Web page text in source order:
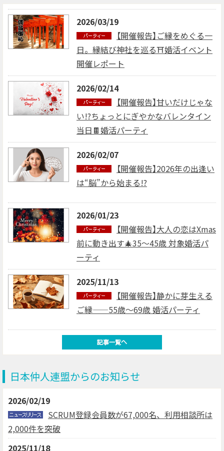
【開催報告】ご縁をめぐる一
日。縁結び神社を巡る⛩婚活イベント
開催レポート
2026/03/19
【開催報告】甘いだけじゃな
い!?ちょっとにぎやかなバレンタイン
当日🍫婚活パーティ
2026/02/14
【開催報告】2026年の出逢い
は“脳”から始まる!?
2026/02/07
【開催報告】大人の恋はXmas
前に動き出す🎄35～45歳 対象婚活パ
ーティ
2026/01/23
【開催報告】静かに芽生える
ご縁——55歳～69歳 婚活パーティ
2025/11/13
日本仲人連盟からのお知らせ
2026/02/19
SCRUM登録会員数が67,000名、利用相談所は
2,000件を突破
2025/11/18